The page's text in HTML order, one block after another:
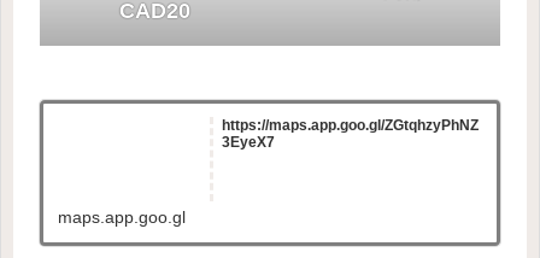
CAD20
https://maps.app.goo.gl/ZGtqhzyPhNZ
3EyeX7
maps.app.goo.gl